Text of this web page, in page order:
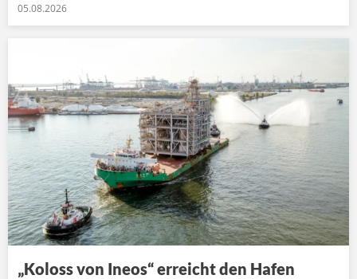
05.08.2026
„Koloss von Ineos“ erreicht den Hafen